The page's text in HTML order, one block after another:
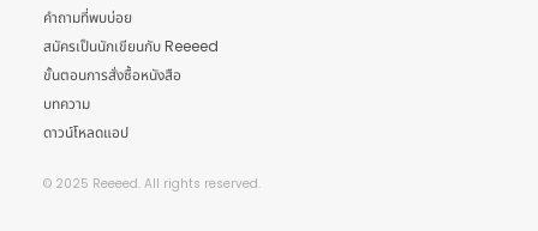
คำถามที่พบบ่อย
สมัครเป็นนักเขียนกับ Reeeed
ขั้นตอนการสั่งซื้อหนังสือ
บทความ
ดาวน์โหลดแอป
© 2025 Reeeed. All rights reserved.